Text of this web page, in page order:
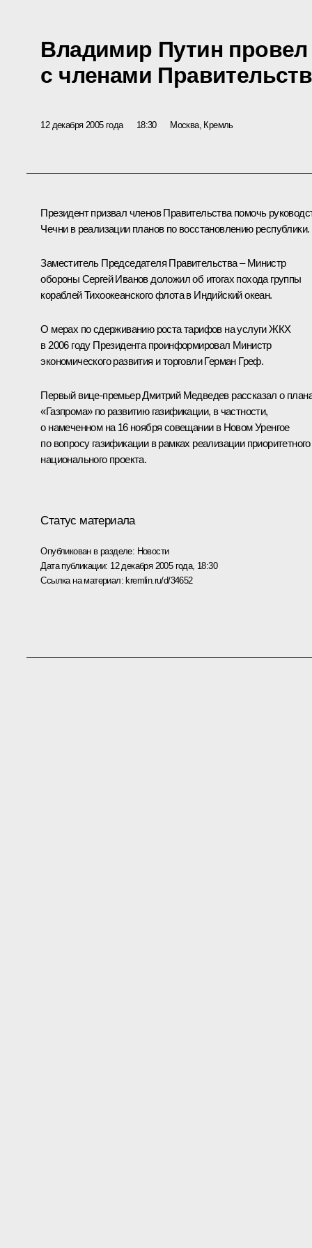
Владимир Путин
с членами
12 декабря 2005 года 18:30 Москва, Кремль
Президент призвал членов Правительства помочь
Чечни в реализации планов по восстановлению республики.
Заместитель Председателя Правительства – Министр
обороны Сергей Иванов доложил об итогах похода группы
кораблей Тихоокеанского флота в Индийский океан.
О мерах по сдерживанию роста тарифов на услуги ЖКХ
в 2006 году Президента проинформировал Министр
экономического развития и торговли Герман Греф.
Первый вице-премьер Дмитрий Медведев рассказал о
«Газпрома» по развитию газификации, в частности,
о намеченном на 16 ноября совещании в Новом Уренгое
по вопросу газификации в рамках реализации приоритетного
национального проекта.
Статус материала
Опубликован в разделе: Новости
Дата публикации: 12 декабря 2005 года, 18:30
Ссылка на материал:kremlin.ru/d/34652